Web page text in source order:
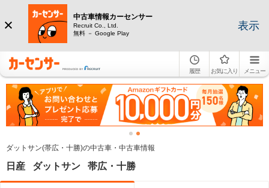
中古車情報カーセンサー
Recruit Co., Ltd.
無料 － Google Play
表示
履歴 お気に入り メニュー
ダットサン(帯広・十勝)の中古車・中古車情報
日産 ダットサン 帯広・十勝